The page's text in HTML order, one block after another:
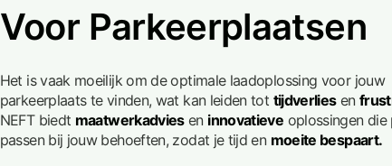
Voor Parkeerplaatsen
Het is vaak moeilijk om de optimale laadoplossing voor jouw
parkeerplaats te vinden, wat kan leiden tot tijdverliesen
NEFT biedt maatwerkadviesen innovatieve oplossingen
passen bij jouw behoeften, zodat je tijd en moeite bespaart.